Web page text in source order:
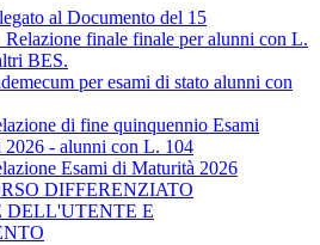
al Documento del 15
finale finale per alunni con L.
BES.
per esami di stato alunni con
di fine quinquennio Esami
2026 - alunni con L. 104
Esami di Maturità 2026
DIFFERENZIATO
DELL'UTENTE E